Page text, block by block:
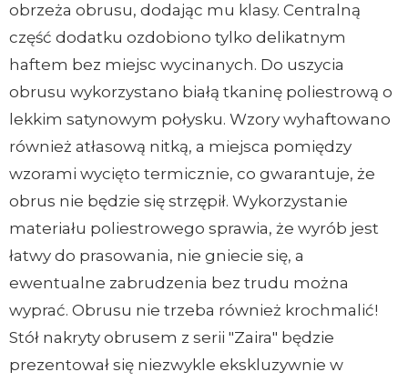
obrzeża obrusu, dodając mu klasy. Centralną
część dodatku ozdobiono tylko delikatnym
haftem bez miejsc wycinanych. Do uszycia
obrusu wykorzystano białą tkaninę poliestrową o
lekkim satynowym połysku. Wzory wyhaftowano
również atłasową nitką, a miejsca pomiędzy
wzorami wycięto termicznie, co gwarantuje, że
obrus nie będzie się strzępił. Wykorzystanie
materiału poliestrowego sprawia, że wyrób jest
łatwy do prasowania, nie gniecie się, a
ewentualne zabrudzenia bez trudu można
wyprać. Obrusu nie trzeba również krochmalić!
Stół nakryty obrusem z serii "Zaira" będzie
prezentował się niezwykle ekskluzywnie w